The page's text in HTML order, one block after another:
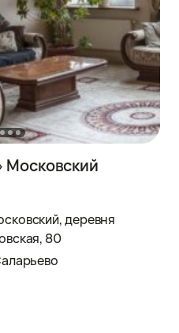
Московский
деревня
80